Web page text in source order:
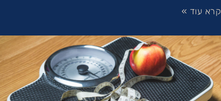
קרא עוד »